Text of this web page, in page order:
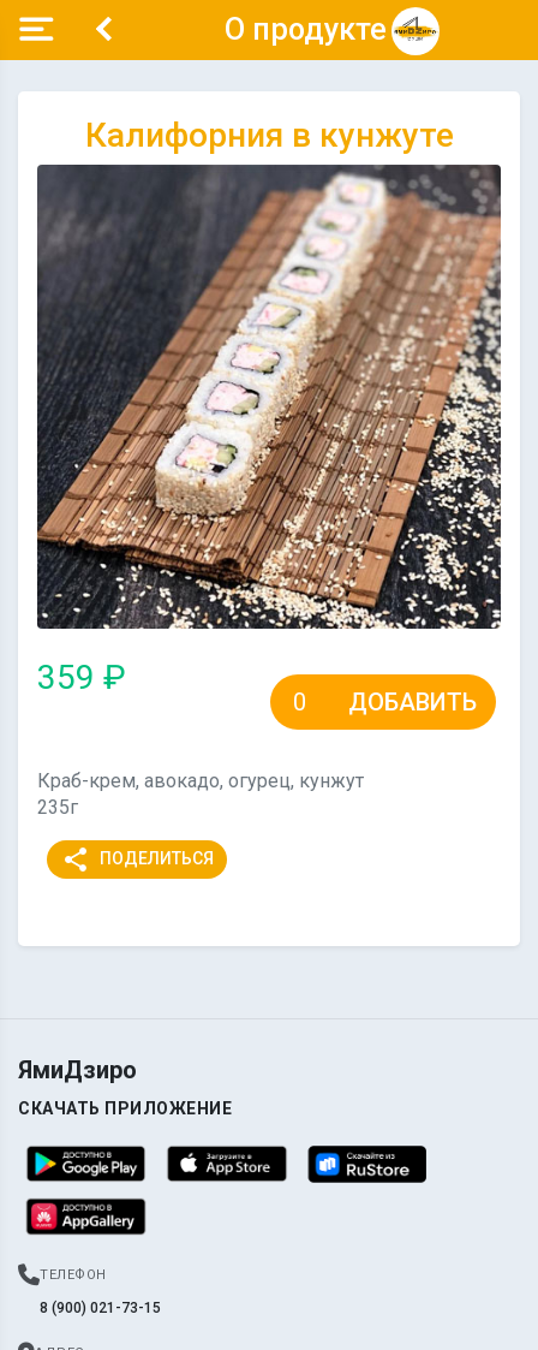
О продукте
Калифорния в кунжуте
359 ₽
ДОБАВИТЬ
Краб-крем, авокадо, огурец, кунжут
235г
share ПОДЕЛИТЬСЯ
ЯмиДзиро
СКАЧАТЬ ПРИЛОЖЕНИЕ
ТЕЛЕФОН
8 (900) 021-73-15